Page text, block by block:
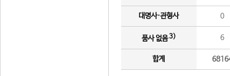
대명사·관형사 0
품사 없음3) 6
합계